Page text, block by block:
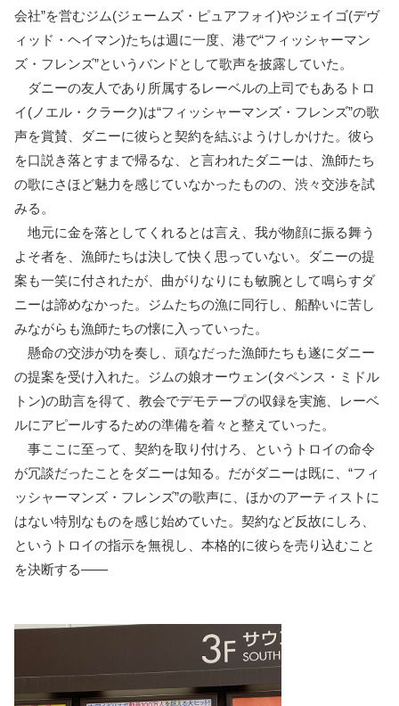
会社”を営むジム(ジェームズ・ピュアフォイ)やジェイゴ(デヴ
ィッド・ヘイマン)たちは週に一度、港で“フィッシャーマン
ズ・フレンズ”というバンドとして歌声を披露していた。
ダニーの友人であり所属するレーベルの上司でもあるトロ
イ(ノエル・クラーク)は“フィッシャーマンズ・フレンズ”の歌
声を賞賛、ダニーに彼らと契約を結ぶようけしかけた。彼ら
を口説き落とすまで帰るな、と言われたダニーは、漁師たち
の歌にさほど魅力を感じていなかったものの、渋々交渉を試
みる。
地元に金を落としてくれるとは言え、我が物顔に振る舞う
よそ者を、漁師たちは決して快く思っていない。ダニーの提
案も一笑に付されたが、曲がりなりにも敏腕として鳴らすダ
ニーは諦めなかった。ジムたちの漁に同行し、船酔いに苦し
みながらも漁師たちの懐に入っていった。
懸命の交渉が功を奏し、頑なだった漁師たちも遂にダニー
の提案を受け入れた。ジムの娘オーウェン(タペンス・ミドル
トン)の助言を得て、教会でデモテープの収録を実施、レーベ
ルにアピールするための準備を着々と整えていった。
事ここに至って、契約を取り付けろ、というトロイの命令
が冗談だったことをダニーは知る。だがダニーは既に、“フィ
ッシャーマンズ・フレンズ”の歌声に、ほかのアーティストに
はない特別なものを感じ始めていた。契約など反故にしろ、
というトロイの指示を無視し、本格的に彼らを売り込むこと
を決断する――